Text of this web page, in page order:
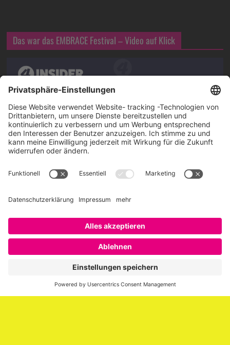
Das war das EMBRACE Festival – Video auf Klick
Über SAATKORN
SAATKORN ist der Blog von Gero Hesse. Seit 2009 schreibt
er über die Themen Employer Branding,